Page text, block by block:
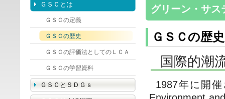
ＧＳＣとは
ＧＳＣの定義
ＧＳＣの歴史
ＧＳＣの評価法としてのＬＣＡ
ＧＳＣの学習資料
ＧＳＣとＳＤＧｓ
グリーン・サ
ＧＳＣの歴史
国際的潮
1987年に開